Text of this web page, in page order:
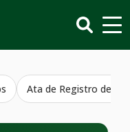
Ata de Registro de